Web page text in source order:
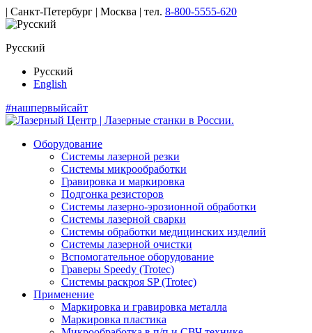
| Санкт-Петербург | Москва | тел. 8-800-5555-620
Русский
Русский
English
#нашпервыйсайт
Оборудование
Системы лазерной резки
Системы микрообработки
Гравировка и маркировка
Подгонка резисторов
Системы лазерно-эрозионной обработки
Системы лазерной сварки
Системы обработки медицинских изделий
Системы лазерной очистки
Вспомогательное оборудование
Граверы Speedy (Trotec)
Системы раскроя SP (Trotec)
Применение
Маркировка и гравировка металла
Маркировка пластика